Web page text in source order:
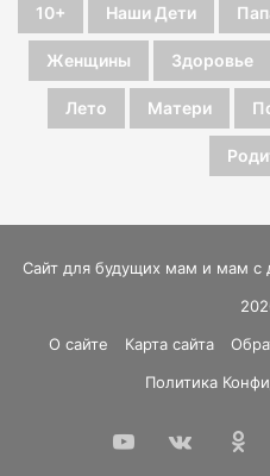
10+ Наши Дети
Женщины Здоровье
Лето Матери
Сайт для будущих мам и мам с
О сайте
Карта сайта
Политика
YouTubevk.com